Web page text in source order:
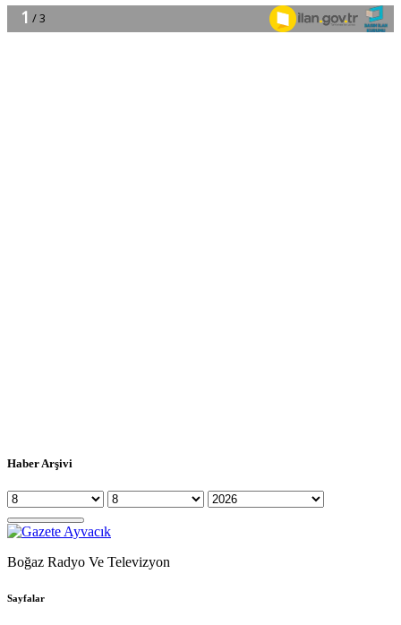
Haber Arşivi
Boğaz Radyo Ve Televizyon
Sayfalar